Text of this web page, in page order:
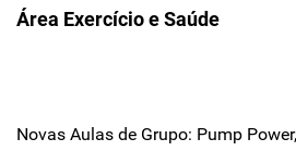
Área Exercício e Saúde
Novas Aulas de Grupo: Pump